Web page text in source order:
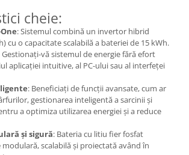
cheie:
: Sistemul combină un invertor hibrid
cu o capacitate scalabilă a bateriei de 15 kWh.
Gestionați-vă sistemul de energie fără efort
aplicației intuitive, al PC-ului sau al interfeței
: Beneficiați de funcții avansate, cum ar
gestionarea inteligentă a sarcinii și
a optimiza utilizarea energiei și a reduce
și sigură: Bateria cu litiu fier fosfat
modulară, scalabilă și proiectată având în